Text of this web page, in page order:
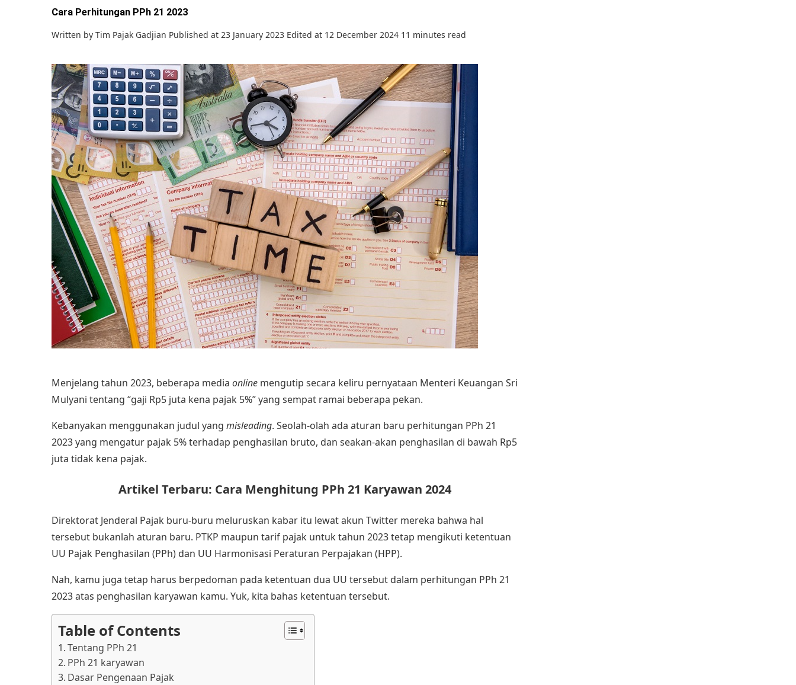
Cara Perhitungan PPh 21 2023
Written by Tim Pajak Gadjian Published at 23 January 2023 Edited at 12 December 2024 11 minutes read
Menjelang tahun 2023, beberapa media online mengutip secara keliru pernyataan Menteri Keuangan Sri
Mulyani tentang “gaji Rp5 juta kena pajak 5%” yang sempat ramai beberapa pekan.
Kebanyakan menggunakan judul yang misleading. Seolah-olah ada aturan baru perhitungan PPh 21
2023 yang mengatur pajak 5% terhadap penghasilan bruto, dan seakan-akan penghasilan di bawah Rp5
juta tidak kena pajak.
Artikel Terbaru: Cara Menghitung PPh 21 Karyawan 2024
Direktorat Jenderal Pajak buru-buru meluruskan kabar itu lewat akun Twitter mereka bahwa hal
tersebut bukanlah aturan baru. PTKP maupun tarif pajak untuk tahun 2023 tetap mengikuti ketentuan
UU Pajak Penghasilan (PPh) dan UU Harmonisasi Peraturan Perpajakan (HPP).
Nah, kamu juga tetap harus berpedoman pada ketentuan dua UU tersebut dalam perhitungan PPh 21
2023 atas penghasilan karyawan kamu. Yuk, kita bahas ketentuan tersebut.
Table of Contents
Tentang PPh 21
PPh 21 karyawan
Dasar Pengenaan Pajak